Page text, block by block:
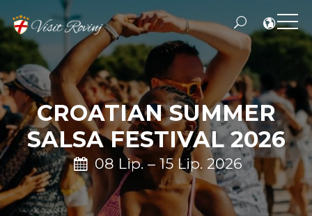
CROATIAN SUMMER
SALSA FESTIVAL 2026
08 Lip. – 15 Lip. 2026